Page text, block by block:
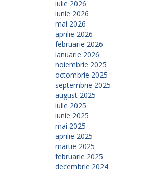
iulie 2026
iunie 2026
mai 2026
aprilie 2026
februarie 2026
ianuarie 2026
noiembrie 2025
octombrie 2025
septembrie 2025
august 2025
iulie 2025
iunie 2025
mai 2025
aprilie 2025
martie 2025
februarie 2025
decembrie 2024